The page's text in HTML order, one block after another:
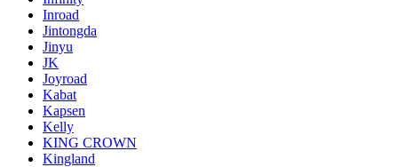
Inroad
Jintongda
Jinyu
JK
Joyroad
Kabat
Kapsen
Kelly
KING CROWN
Kingland